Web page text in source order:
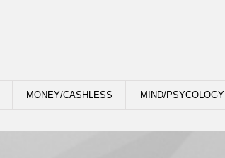
MONEY/CASHLESS MIND/PSYCOLOGY